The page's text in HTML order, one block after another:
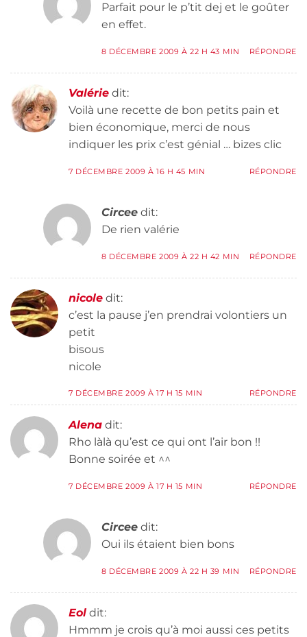
Parfait pour le p’tit dej et le goûter
en effet.
8 DÉCEMBRE 2009 À 22 H 43 MIN RÉPONDRE
Valérie dit:
Voilà une recette de bon petits pain et
bien économique, merci de nous
indiquer les prix c’est génial … bizes clic
7 DÉCEMBRE 2009 À 16 H 45 MIN RÉPONDRE
Circee dit:
De rien valérie
8 DÉCEMBRE 2009 À 22 H 42 MIN RÉPONDRE
nicole dit:
c’est la pause j’en prendrai volontiers un
petit
bisous
nicole
7 DÉCEMBRE 2009 À 17 H 15 MIN RÉPONDRE
Alena dit:
Rho làlà qu’est ce qui ont l’air bon !!
Bonne soirée et ^^
7 DÉCEMBRE 2009 À 17 H 15 MIN RÉPONDRE
Circee dit:
Oui ils étaient bien bons
8 DÉCEMBRE 2009 À 22 H 39 MIN RÉPONDRE
Eol dit:
Hmmm je crois qu’à moi aussi ces petits